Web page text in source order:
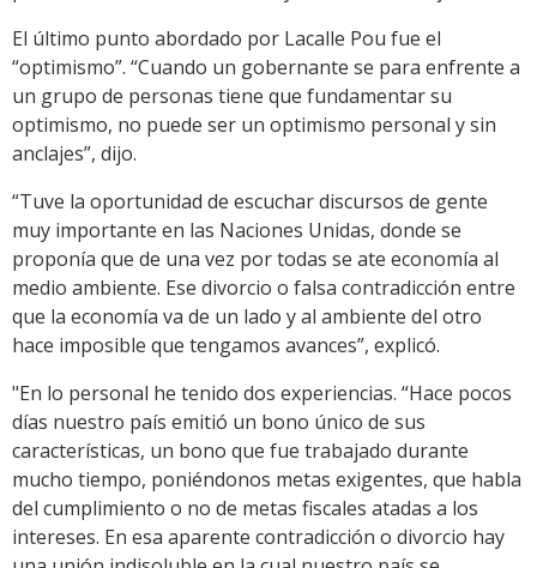
El último punto abordado por Lacalle Pou fue el
“optimismo”. “Cuando un gobernante se para enfrente a
un grupo de personas tiene que fundamentar su
optimismo, no puede ser un optimismo personal y sin
anclajes”, dijo.
“Tuve la oportunidad de escuchar discursos de gente
muy importante en las Naciones Unidas, donde se
proponía que de una vez por todas se ate economía al
medio ambiente. Ese divorcio o falsa contradicción entre
que la economía va de un lado y al ambiente del otro
hace imposible que tengamos avances”, explicó.
"En lo personal he tenido dos experiencias. “Hace pocos
días nuestro país emitió un bono único de sus
características, un bono que fue trabajado durante
mucho tiempo, poniéndonos metas exigentes, que habla
del cumplimiento o no de metas fiscales atadas a los
intereses. En esa aparente contradicción o divorcio hay